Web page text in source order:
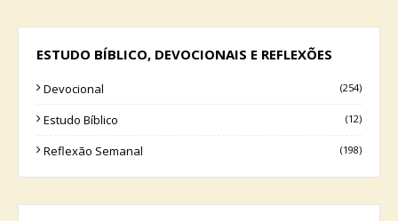
ESTUDO BÍBLICO, DEVOCIONAIS E REFLEXÕES
Devocional (254)
Estudo Bíblico (12)
Reflexão Semanal (198)